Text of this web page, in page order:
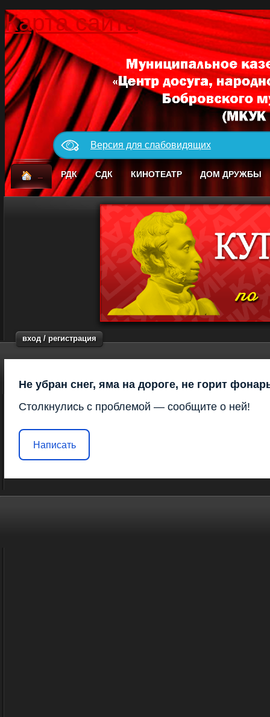
Карта сайта
Версия для слабовидящих
РДК СДК КИНОТЕАТР ДОМ ДРУЖБЫ
вход / регистрация
Не убран снег, яма на дороге, не горит
Столкнулись с проблемой — сообщите о ней!
Написать